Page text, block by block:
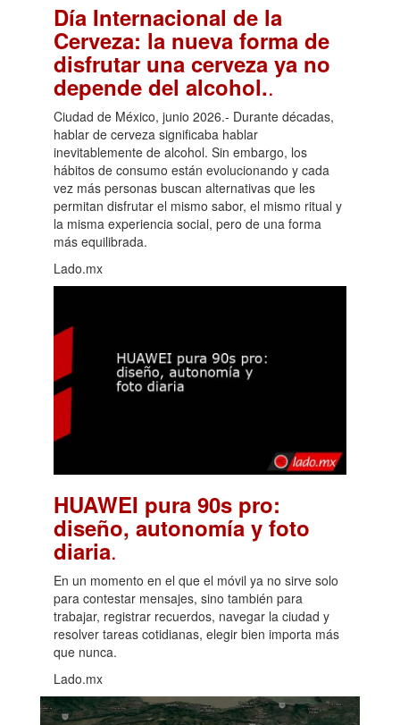
Día Internacional de la
Cerveza: la nueva forma de
disfrutar una cerveza ya no
depende del alcohol..
Ciudad de México, junio 2026.- Durante décadas,
hablar de cerveza significaba hablar
inevitablemente de alcohol. Sin embargo, los
hábitos de consumo están evolucionando y cada
vez más personas buscan alternativas que les
permitan disfrutar el mismo sabor, el mismo ritual y
la misma experiencia social, pero de una forma
más equilibrada.
Lado.mx
HUAWEI pura 90s pro:
diseño, autonomía y foto
diaria.
En un momento en el que el móvil ya no sirve solo
para contestar mensajes, sino también para
trabajar, registrar recuerdos, navegar la ciudad y
resolver tareas cotidianas, elegir bien importa más
que nunca.
Lado.mx